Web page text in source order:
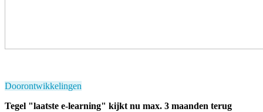
Doorontwikkelingen
Tegel "laatste e-learning" kijkt nu max. 3 maanden terug